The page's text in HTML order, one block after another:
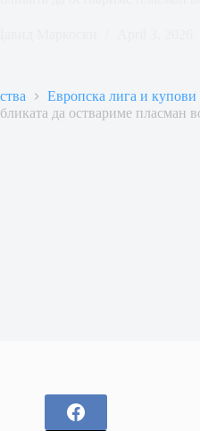
Европска лига и купови
да оствариме пласман